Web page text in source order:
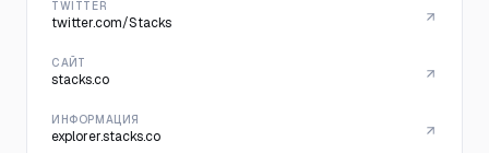
TWITTER
twitter.com/Stacks
САЙТ
stacks.co
ИНФОРМАЦИЯ
explorer.stacks.co